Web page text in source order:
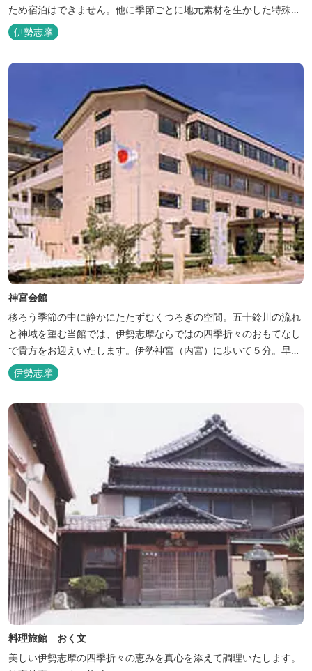
ため宿泊はできません。他に季節ごとに地元素材を生かした特殊料
理もお楽しみ頂けます。
伊勢志摩
神宮会館
移ろう季節の中に静かにたたずむくつろぎの空間。五十鈴川の流れ
と神域を望む当館では、伊勢志摩ならではの四季折々のおもてなし
で貴方をお迎えいたします。伊勢神宮（内宮）に歩いて５分。早朝
参拝を体験できます。
伊勢志摩
料理旅館 おく文
美しい伊勢志摩の四季折々の恵みを真心を添えて調理いたします。